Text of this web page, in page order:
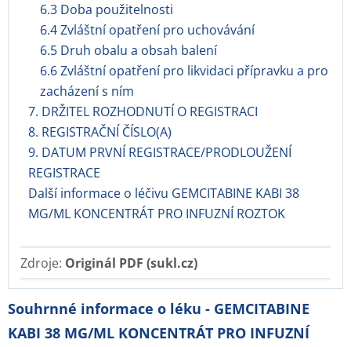
6.3 Doba použitelnosti
6.4 Zvláštní opatření pro uchovávání
6.5 Druh obalu a obsah balení
6.6 Zvláštní opatření pro likvidaci přípravku a pro
zacházení s ním
7. DRŽITEL ROZHODNUTÍ O REGISTRACI
8. REGISTRAČNÍ ČÍSLO(A)
9. DATUM PRVNÍ REGISTRACE/PRODLOUŽENÍ
REGISTRACE
Další informace o léčivu GEMCITABINE KABI 38
MG/ML KONCENTRÁT PRO INFUZNÍ ROZTOK
Zdroje: Originál PDF (sukl.cz)
Souhrnné informace o léku - GEMCITABINE
KABI 38 MG/ML KONCENTRÁT PRO INFUZNÍ